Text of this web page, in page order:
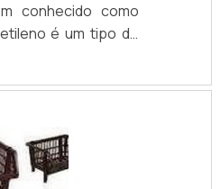
conhecido como
é um tipo de
de custo reduzido,
como resistência
caixas
com gravações